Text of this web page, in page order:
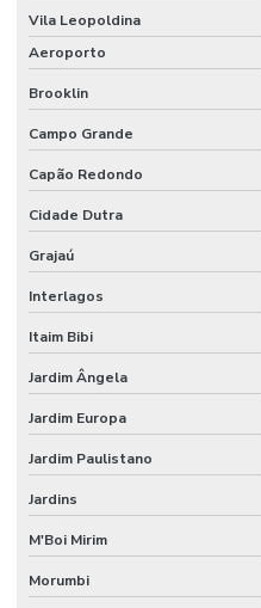
Tecido flocado
Tecido flocado de nylon
Tecido floco de algodão
Tecido inflável de pvc
Tecido veludo
Tecido veludo atacado
Tecido veludo automotivo
Tecido veludo automotivo comprar
Tecido veludo comprar
Tecido veludo flocado
Tecido veludo preço
Tecido veludo sintético
Vila Leopoldina
Aeroporto
Brooklin
Campo Grande
Capão Redondo
Cidade Dutra
Grajaú
Interlagos
Itaim Bibi
Jardim Ângela
Jardim Europa
Jardim Paulistano
Jardins
M'Boi Mirim
Morumbi